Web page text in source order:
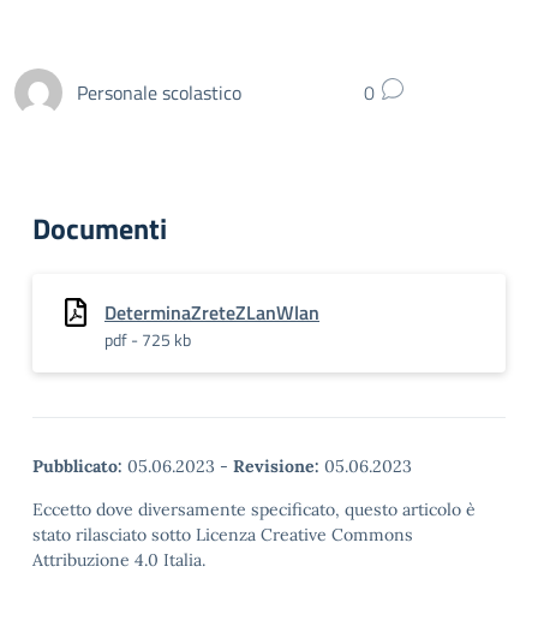
Personale scolastico 0
Documenti
DeterminaZreteZLanWlan
pdf - 725 kb
Pubblicato: 05.06.2023 - Revisione: 05.06.2023
Eccetto dove diversamente specificato, questo articolo è
stato rilasciato sotto Licenza Creative Commons
Attribuzione 4.0 Italia.